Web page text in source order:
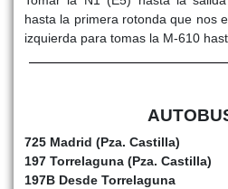
hasta la primera rotonda que nos
izquierda para tomas la M-610
725 Madrid (Pza. Castilla)
197 Torrelaguna (Pza. Castilla)
197B Desde Torrelaguna